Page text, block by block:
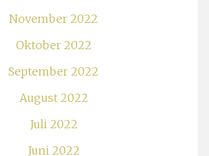
November 2022
Oktober 2022
September 2022
August 2022
Juli 2022
Juni 2022